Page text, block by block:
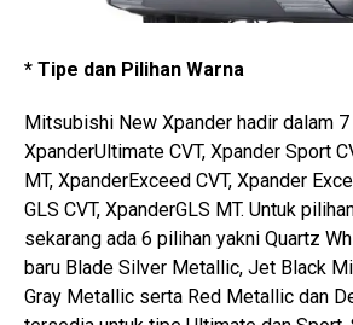
* Tipe dan Pilihan Warna
Mitsubishi New Xpander hadir dalam 7
XpanderUltimate CVT, Xpander Sport
MT, XpanderExceed CVT, Xpander
GLS CVT, XpanderGLS MT. Untuk
sekarang ada 6 pilihan yakni Quartz
baru Blade Silver Metallic, Jet Black
Gray Metallic serta Red Metallic dan